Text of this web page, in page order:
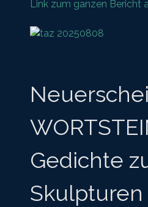
Link zum ganzen Bericht
Gedichte
Skulpturen